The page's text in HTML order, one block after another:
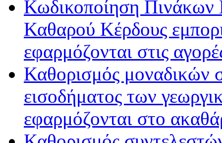
Κωδικοποίηση
Καθαρού Κέρδους
εφαρμόζονται στις
Καθορισμός μοναδικών
εισοδήματος των
εφαρμόζονται στο